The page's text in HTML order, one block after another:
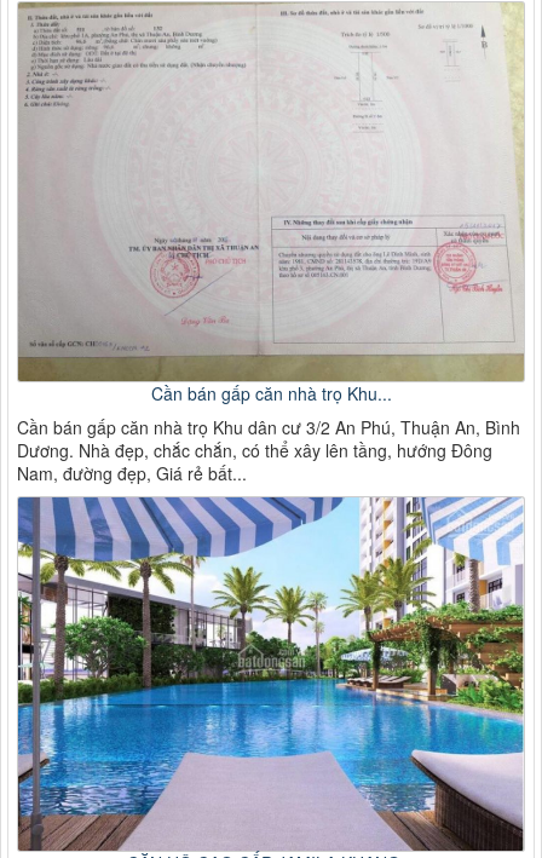
Cần bán gấp căn nhà trọ Khu...
Cần bán gấp căn nhà trọ Khu dân cư 3/2 An Phú, Thuận An, Bình
Dương. Nhà đẹp, chắc chắn, có thể xây lên tầng, hướng Đông
Nam, đường đẹp, Giá rẻ bất...